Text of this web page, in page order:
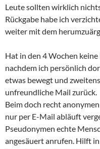
Leute sollten wirklich
Rückgabe habe ich
weiter mit dem
Hat in den 4 Wochen
nachdem ich persönlich
etwas bewegt und
unfreundliche Mail zurück.
Beim doch recht
nur per E-Mail abläuft
Pseudonymen echte
angesäuert anrufen. Hilft